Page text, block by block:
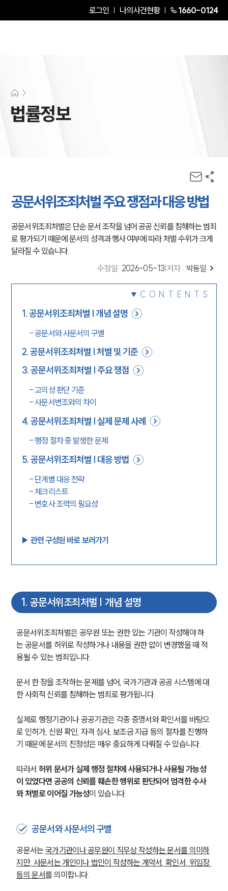
로그인 나의사건현황 1660-0124
법률정보
공문서위조죄처벌 주요 쟁점과 대응 방법
공문서위조죄처벌은 단순 문서 조작을 넘어 공공 신뢰를 침해하는 범죄
로 평가되기 때문에 문서의 성격과 행사 여부에 따라 처벌 수위가 크게
달라질 수 있습니다.
수정일: 2026-05-13 저자 : 박동일
CONTENTS
1.공문서위조죄처벌 | 개념 설명
-공문서와 사문서의 구별
2.공문서위조죄처벌 | 처벌 및 기준
3.공문서위조죄처벌 | 주요 쟁점
-고의성 판단 기준
-사문서변조와의 차이
4.공문서위조죄처벌 | 실제 문제 사례
-행정 절차 중 발생한 문제
5.공문서위조죄처벌 | 대응 방법
- 단계별 대응 전략
- 체크리스트
- 변호사 조력의 필요성
▶︎ 관련 구성원 바로 보러가기
1. 공문서위조죄처벌 | 개념 설명
공문서위조죄처벌은 공무원 또는 권한 있는 기관이 작성해야 하
는 공문서를 허위로 작성하거나 내용을 권한 없이 변경했을 때 적
용될 수 있는 범죄입니다.
문서 한 장을 조작하는 문제를 넘어, 국가기관과 공공 시스템에 대
한 사회적 신뢰를 침해하는 범죄로 평가됩니다.
실제로 행정기관이나 공공기관은 각종 증명서와 확인서를 바탕으
로 인허가, 신원 확인, 자격 심사, 보조금 지급 등의 절차를 진행하
기 때문에 문서의 진정성은 매우 중요하게 다뤄질 수 있습니다.
따라서 허위 문서가 실제 행정 절차에 사용되거나 사용될 가능성
이 있었다면 공공의 신뢰를 훼손한 행위로 판단되어 엄격한 수사
와 처벌로 이어질 가능성이 있습니다.
공문서와 사문서의 구별
공문서는 국가기관이나 공무원이 직무상 작성하는 문서를 의미하
지만, 사문서는 개인이나 법인이 작성하는 계약서, 확인서, 위임장
등의 문서를 의미합니다.